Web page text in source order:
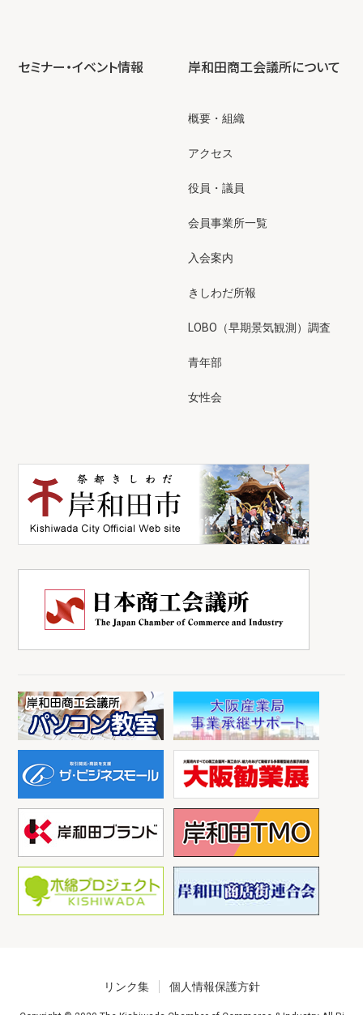
セミナー・イベント情報 岸和田商工会議所について
概要・組織
アクセス
役員・議員
会員事業所一覧
入会案内
きしわだ所報
LOBO（早期景気観測）調査
青年部
女性会
リンク集 個人情報保護方針